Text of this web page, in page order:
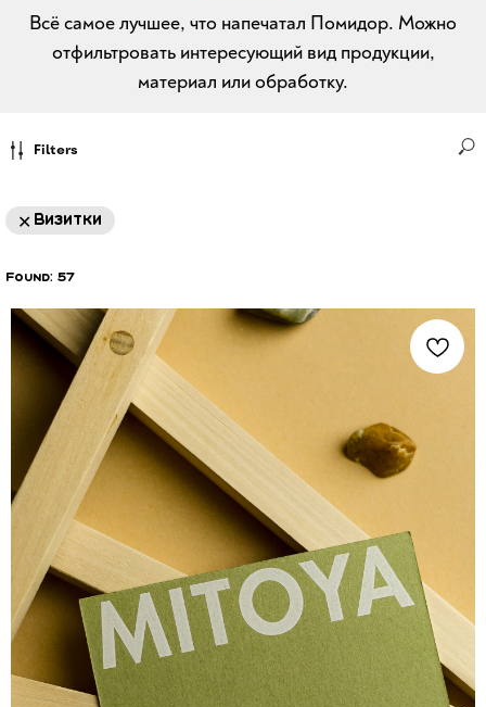
Всё самое лучшее, что напечатал Помидор. Можно
отфильтровать интересующий вид продукции,
материал или обработку.
Filters
Визитки
Found: 57